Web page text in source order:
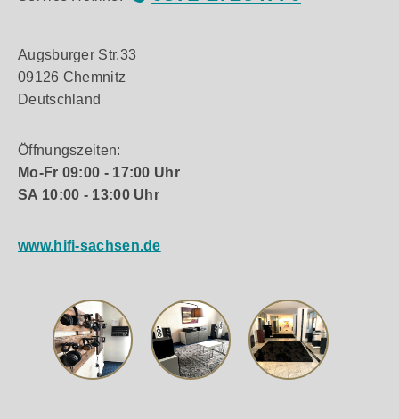
Augsburger Str.33
09126 Chemnitz
Deutschland
Öffnungszeiten:
Mo-Fr 09:00 - 17:00 Uhr
SA 10:00 - 13:00 Uhr
www.hifi-sachsen.de